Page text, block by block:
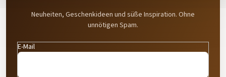
Neuheiten, Geschenkideen und süße Inspiration. Ohne
unnötigen Spam.
E-Mail